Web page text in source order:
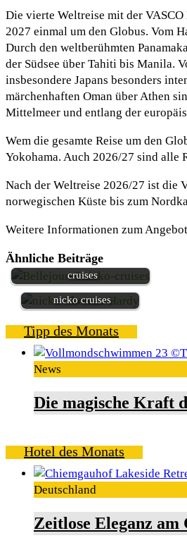
Die vierte Weltreise mit der
2027 einmal um den Globus. Vom
Durch den weltberühmten
der Südsee über Tahiti bis Manila.
insbesondere Japans besonders
märchenhaften Oman über Athen
Mittelmeer und entlang der
Wem die gesamte Reise um den
Yokohama. Auch 2026/27 sind alle
Nach der Weltreise 2026/27 ist die
norwegischen Küste bis zum
Weitere Informationen zum
Ähnliche Beiträge
Flussreisejahr 2026 bei nicko
cruises
Landausflüge mit KI bei
nicko cruises
Tipp des Monats
News
Die magische Kraft
Hotel des Monats
Deutschland
Zeitlose Eleganz am